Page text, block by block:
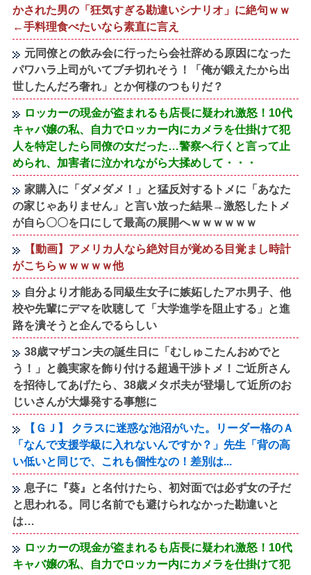
かされた男の「狂気すぎる勘違いシナリオ」に絶句ｗｗ
←手料理食べたいなら素直に言え
元同僚との飲み会に行ったら会社辞める原因になった
パワハラ上司がいてブチ切れそう！「俺が鍛えたから出
世したんだろ奢れ」とか何様のつもりだ？
ロッカーの現金が盗まれるも店長に疑われ激怒！10代
キャバ嬢の私、自力でロッカー内にカメラを仕掛けて犯
人を特定したら同僚の女だった…警察へ行くと言って止
められ、加害者に泣かれながら大揉めして・・・
家購入に「ダメダメ！」と猛反対するトメに「あなた
の家じゃありません」と言い放った結果→激怒したトメ
が自ら〇〇を口にして最高の展開へｗｗｗｗｗｗ
【動画】アメリカ人なら絶対目が覚める目覚まし時計
がこちらｗｗｗｗｗ他
自分より才能ある同級生女子に嫉妬したアホ男子、他
校や先輩にデマを吹聴して「大学進学を阻止する」と進
路を潰そうと企んでるらしい
38歳マザコン夫の誕生日に「むしゅこたんおめでと
う！」と義実家を飾り付ける超過干渉トメ！ご近所さん
を招待してあげたら、38歳メタボ夫が登場して近所のお
じいさんが大爆発する事態に
【ＧＪ】 クラスに迷惑な池沼がいた。リーダー格のＡ
「なんで支援学級に入れないんですか？」先生「背の高
い低いと同じで、これも個性なの！差別は...
息子に『葵』と名付けたら、初対面では必ず女の子だ
と思われる。同じ名前でも避けられなかった勘違いと
は…
ロッカーの現金が盗まれるも店長に疑われ激怒！10代
キャバ嬢の私、自力でロッカー内にカメラを仕掛けて犯